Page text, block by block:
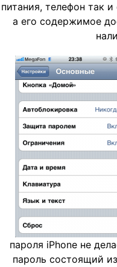
питания, телефон так
а его содержимое
пароля iPhone не
пароль состоящий